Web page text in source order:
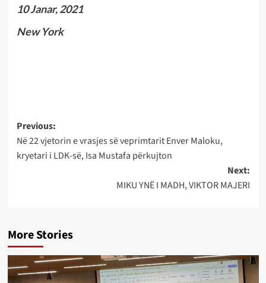
10 Janar, 2021
New York
Post
navigation
Previous:
Në 22 vjetorin e vrasjes së veprimtarit Enver Maloku,
kryetari i LDK-së, Isa Mustafa përkujton
Next:
MIKU YNË I MADH, VIKTOR MAJERI
More Stories